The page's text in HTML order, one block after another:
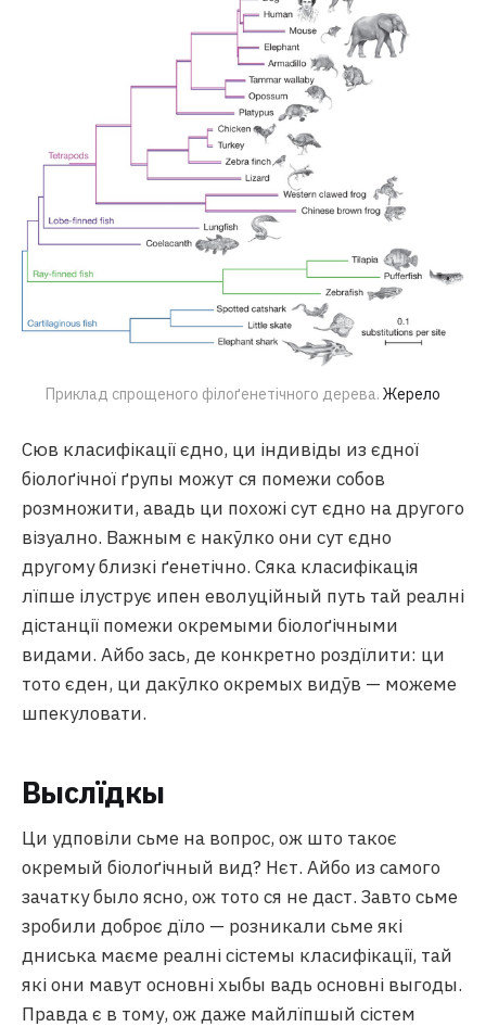
Приклад спрощеного філоґенетічного дерева. Жерело
Сюв класифікації єдно, ци індивіды из єдної
біолоґічної ґрупы можут ся помежи собов
розмножити, авадь ци похожі сут єдно на другого
візуално. Важным є накӯлко они сут єдно
другому близкі ґенетічно. Сяка класифікація
лїпше ілуструє ипен еволуційный путь тай реалні
дістанції помежи окремыми біолоґічными
видами. Айбо зась, де конкретно роздїлити: ци
тото єден, ци дакӯлко окремых видӯв — можеме
шпекуловати.
Выслїдкы
Ци удповіли сьме на вопрос, ож што такоє
окремый біолоґічный вид? Нєт. Айбо из самого
зачатку было ясно, ож тото ся не даст. Завто сьме
зробили доброє дїло — розникали сьме які
дниська маєме реалні сістемы класифікації, тай
які они мавут основні хыбы вадь основні выгоды.
Правда є в тому, ож даже майлїпшый сістем